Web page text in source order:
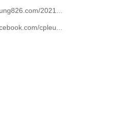
2021...
cpleu...